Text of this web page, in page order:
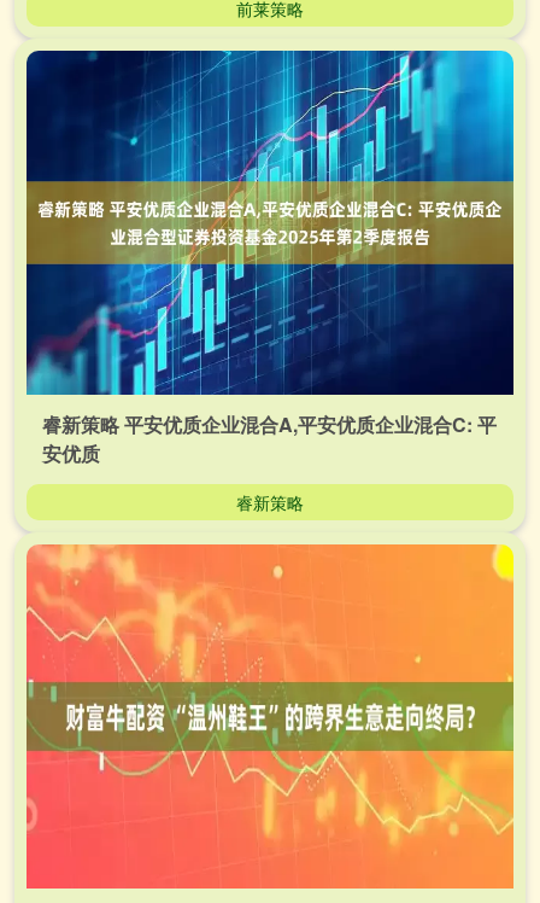
前莱策略
睿新策略 平安优质企业混合A,平安优质企业混合C: 平
安优质
睿新策略